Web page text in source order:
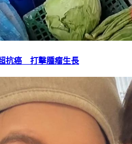
抗癌 打擊腫瘤生長